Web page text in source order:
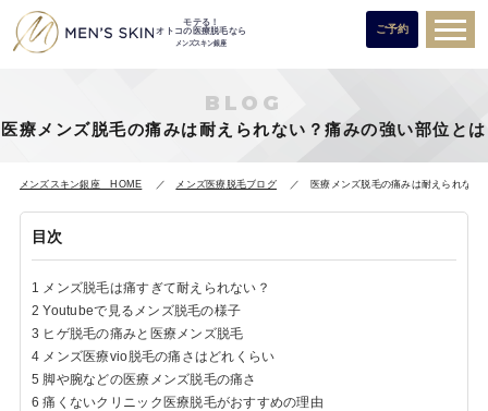
モテる！
オトコの医療脱毛なら
メンズスキン銀座
ご予約
BLOG
医療メンズ脱毛の痛みは耐えられない？痛みの強い部位とは
メンズスキン銀座 HOME メンズ医療脱毛ブログ 医療メンズ脱毛の痛みは耐えられない
目次
1 メンズ脱毛は痛すぎて耐えられない？
2 Youtubeで見るメンズ脱毛の様子
3 ヒゲ脱毛の痛みと医療メンズ脱毛
4 メンズ医療vio脱毛の痛さはどれくらい
5 脚や腕などの医療メンズ脱毛の痛さ
6 痛くないクリニック医療脱毛がおすすめの理由